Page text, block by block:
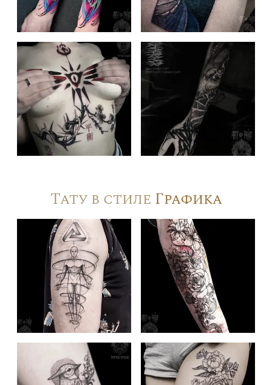
Тату в стиле Графика